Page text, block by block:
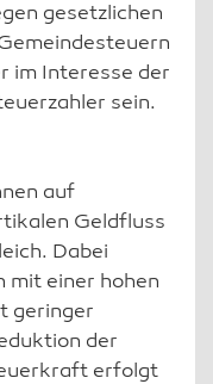
gesetzlichen
im Interesse der
sein.
auf
Geldfluss
Dabei
mit einer hohen
geringer
der
erfolgt